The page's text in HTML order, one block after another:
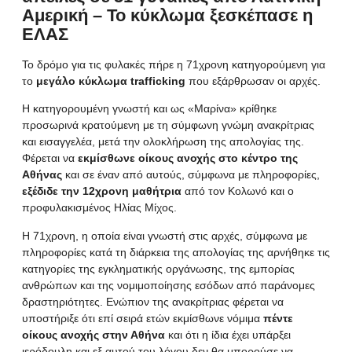
Αμερική – Το κύκλωμα ξεσκέπασε η
ΕΛΑΣ
Το δρόμο για τις φυλακές πήρε η 71χρονη κατηγορούμενη για
το μεγάλο κύκλωμα trafficking που εξάρθρωσαν οι αρχές.
Η κατηγορουμένη γνωστή και ως «Μαρίνα» κρίθηκε
προσωρινά κρατούμενη με τη σύμφωνη γνώμη ανακρίτριας
και εισαγγελέα, μετά την ολοκλήρωση της απολογίας της.
Φέρεται να εκμίσθωνε οίκους ανοχής στο κέντρο της
Αθήνας και σε έναν από αυτούς, σύμφωνα με πληροφορίες,
εξέδιδε την 12χρονη μαθήτρια από τον Κολωνό και ο
προφυλακισμένος Ηλίας Μίχος.
Η 71χρονη, η οποία είναι γνωστή στις αρχές, σύμφωνα με
πληροφορίες κατά τη διάρκεια της απολογίας της αρνήθηκε τις
κατηγορίες της εγκληματικής οργάνωσης, της εμπορίας
ανθρώπων και της νομιμοποίησης εσόδων από παράνομες
δραστηριότητες. Ενώπιον της ανακρίτριας φέρεται να
υποστήριξε ότι επί σειρά ετών εκμίσθωνε νόμιμα πέντε
οίκους ανοχής στην Αθήνα και ότι η ίδια έχει υπάρξει